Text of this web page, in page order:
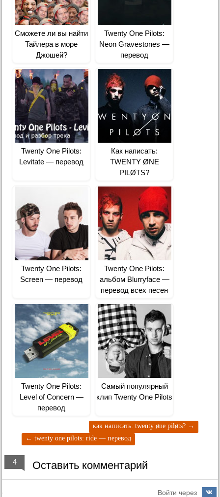
Сможете ли вы найти
Тайлера в море
Джошей?
Twenty One Pilots:
Neon Gravestones —
перевод
Twenty One Pilots:
Levitate — перевод
Как написать:
TWENTY ØNE
PILØTS?
Twenty One Pilots:
Screen — перевод
Twenty One Pilots:
альбом Blurryface —
перевод всех песен
Twenty One Pilots:
Level of Concern —
перевод
Самый популярный
клип Twenty One Pilots
как написать: twenty øne piløts? →
← twenty one pilots: ride — перевод
4 Оставить комментарий
Войти через